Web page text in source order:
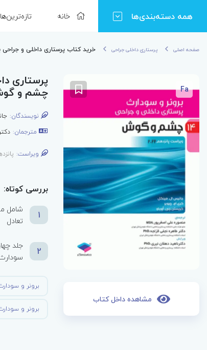
همه دسته‌بندی‌ها خانه تازه‌ترین‌ها
صفحه اصلی پرستاری داخلی جراحی خرید کتاب پرستاری داخلی و جراحی برونر و
Fa
مشاهده داخل کتاب
چشم و
نویسندگان:
مترجمان:
ویراست:
بررسی کوتاه:
1
شامل
تعادل
2
سودارث
برونر و
برونر و سودارث